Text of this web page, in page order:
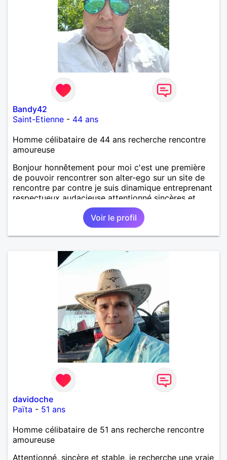
Bandy42
Saint-Etienne - 44 ans
Homme célibataire de 44 ans recherche rencontre
amoureuse
Bonjour honnêtement pour moi c'est une première
de pouvoir rencontrer son alter-ego sur un site de
rencontre par contre je suis dinamique entreprenant
respectueux audacieuse attentionné sincères et
expressif et j' aime surtout les câlins et à les
partager avec humour et amour bisous à+ à bientôt
Voir le profil
davidoche
Païta - 51 ans
Homme célibataire de 51 ans recherche rencontre
amoureuse
Attentionné, sincère et stable, je recherche une vraie